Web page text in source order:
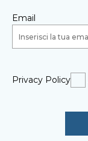
Email
Privacy Policy